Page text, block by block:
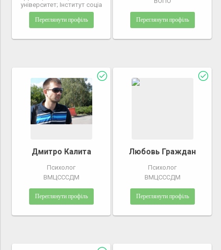
університет; Інститут соціа
Переглянути профіль Переглянути профіль
Дмитро Калита
Психолог
ВМЦСССДМ
Переглянути профіль
Любовь Граждан
Психолог
ВМЦСССДМ
Переглянути профіль